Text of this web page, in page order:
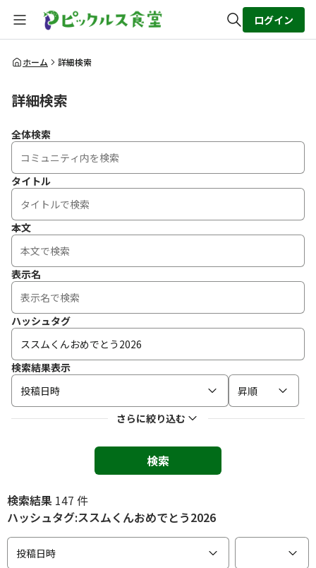
全体検索
ログイン
ホーム 詳細検索
詳細検索
全体検索
タイトル
本文
表示名
ハッシュタグ
検索結果表示
投稿日時
昇順
さらに絞り込む
検索
検索結果 147 件
ハッシュタグ:ススムくんおめでとう2026
投稿日時